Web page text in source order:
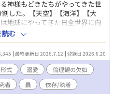
神様もどきたちがやってきた世
した。【天空】【海洋】【大
地球にやってきた日全世界に向
争いや飢餓がない美しく優しい
とその言葉通り「上位種」たち
消滅させ人間の抵抗する術を国
ついたら人々の信仰対象は目に
上位種」になった。そしてそん
たちは皆周りから祝福され幸福
に更新します。休みの日は多く
た。
読む
最終更新日 2026.7.12 登録日 2026.6.20
式 溺愛
倫理観の欠如
者 蟲 依存/執着